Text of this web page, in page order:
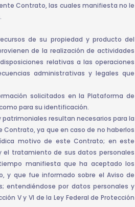
Contrato, las cuales manifiesta no le
de su propiedad y producto del
de la realización de actividades
relativas a las operaciones
administrativas y legales que
solicitados en la Plataforma de
para su identificación.
resultan necesarios para la
Contrato, ya que en caso de no haberlos
motivo de este Contrato; en este
el tratamiento de sus datos personales
manifiesta que ha aceptado los
y que fue informado sobre el Aviso de
entendiéndose por datos personales y
V y VI de la Ley Federal de Protección